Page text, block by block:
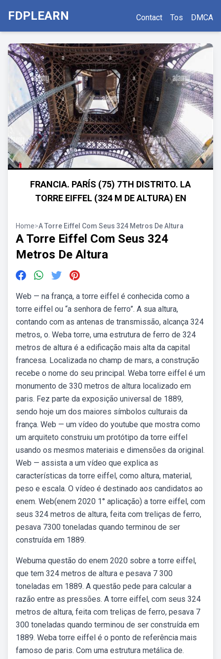
FDPLEARN Contact Tos DMCA
FRANCIA. PARÍS (75) 7TH DISTRITO. LA
TORRE EIFFEL (324 M DE ALTURA) EN
Home>A Torre Eiffel Com Seus 324 Metros De Altura
A Torre Eiffel Com Seus 324
Metros De Altura
Web — na frança, a torre eiffel é conhecida como a
torre eiffel ou “a senhora de ferro”. A sua altura,
contando com as antenas de transmissão, alcança 324
metros, o. Weba torre, uma estrutura de ferro de 324
metros de altura é a edificação mais alta da capital
francesa. Localizada no champ de mars, a construção
recebe o nome do seu principal. Weba torre eiffel é um
monumento de 330 metros de altura localizado em
paris. Fez parte da exposição universal de 1889,
sendo hoje um dos maiores símbolos culturais da
frança. Web — um vídeo do youtube que mostra como
um arquiteto construiu um protótipo da torre eiffel
usando os mesmos materiais e dimensões da original.
Web — assista a um vídeo que explica as
características da torre eiffel, como altura, material,
peso e escala. O vídeo é destinado aos candidatos ao
enem. Web(enem 2020 1° aplicação) a torre eiffel, com
seus 324 metros de altura, feita com treliças de ferro,
pesava 7300 toneladas quando terminou de ser
construída em 1889.
Webuma questão do enem 2020 sobre a torre eiffel,
que tem 324 metros de altura e pesava 7 300
toneladas em 1889. A questão pede para calcular a
razão entre as pressões. A torre eiffel, com seus 324
metros de altura, feita com treliças de ferro, pesava 7
300 toneladas quando terminou de ser construída em
1889. Weba torre eiffel é o ponto de referência mais
famoso de paris. Com uma estrutura metálica de.